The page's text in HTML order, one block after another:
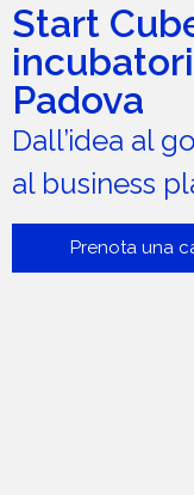
Start
Padova
Dall’idea al
al business
Prenota una